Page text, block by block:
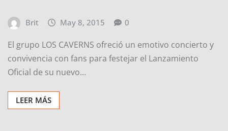
Brit May 8, 2015 0
El grupo LOS CAVERNS ofreció un emotivo concierto y
convivencia con fans para festejar el Lanzamiento
Oficial de su nuevo…
LEER MÁS